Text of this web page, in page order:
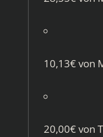
10,13€ von
20,00€ von